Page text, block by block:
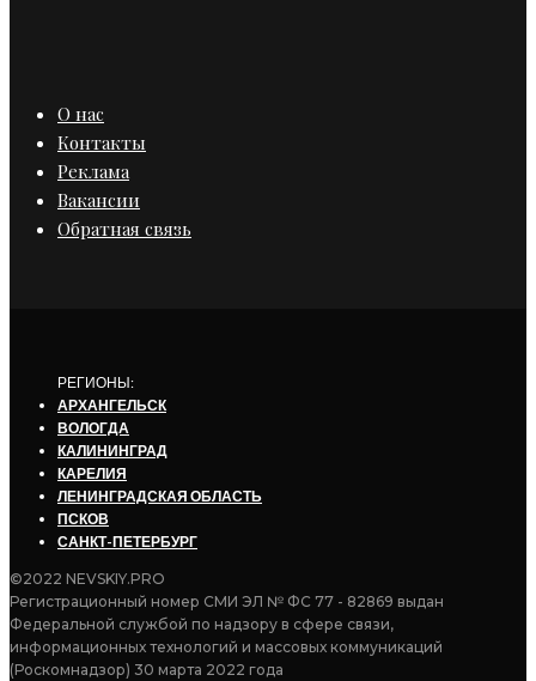
О нас
Контакты
Реклама
Вакансии
Обратная связь
РЕГИОНЫ:
АРХАНГЕЛЬСК
ВОЛОГДА
КАЛИНИНГРАД
КАРЕЛИЯ
ЛЕНИНГРАДСКАЯ ОБЛАСТЬ
ПСКОВ
САНКТ-ПЕТЕРБУРГ
©2022 NEVSKIY.PRO
Регистрационный номер СМИ ЭЛ № ФС 77 - 82869 выдан
Федеральной службой по надзору в сфере связи,
информационных технологий и массовых коммуникаций
(Роскомнадзор) 30 марта 2022 года